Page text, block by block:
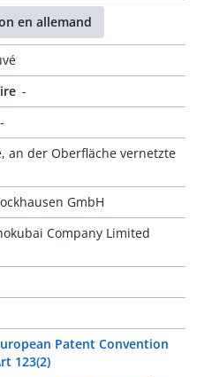
en allemand
-
-
an der Oberfläche vernetzte
GmbH
Company Limited
Patent Convention
123(2)